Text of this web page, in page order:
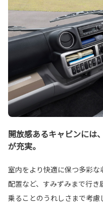
開放感あるキャビンには
が充実。
室内をより快適に保つ多彩
配置など、すみずみまで行き
乗ることのうれしさまで考慮